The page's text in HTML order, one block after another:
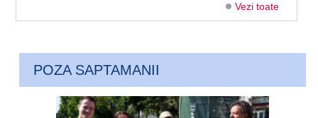
Vezi toate
POZA SAPTAMANII